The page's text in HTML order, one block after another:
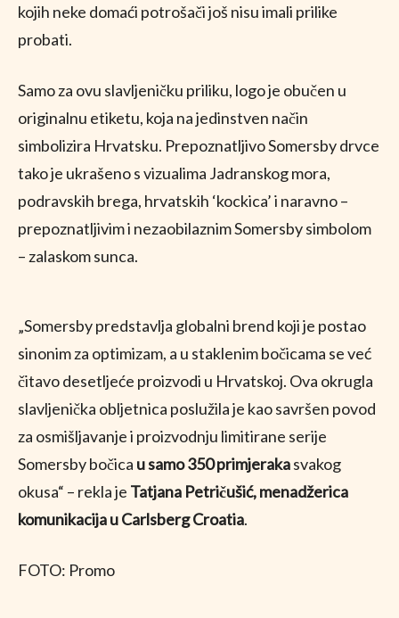
kojih neke domaći potrošači još nisu imali prilike
probati.
Samo za ovu slavljeničku priliku, logo je obučen u
originalnu etiketu, koja na jedinstven način
simbolizira Hrvatsku. Prepoznatljivo Somersby drvce
tako je ukrašeno s vizualima Jadranskog mora,
podravskih brega, hrvatskih ‘kockica’ i naravno –
prepoznatljivim i nezaobilaznim Somersby simbolom
– zalaskom sunca.
„Somersby predstavlja globalni brend koji je postao
sinonim za optimizam, a u staklenim bočicama se već
čitavo desetljeće proizvodi u Hrvatskoj. Ova okrugla
slavljenička obljetnica poslužila je kao savršen povod
za osmišljavanje i proizvodnju limitirane serije
Somersby bočica u samo 350 primjerakasvakog
okusa“ – rekla je Tatjana Petričušić, menadžerica
komunikacija u Carlsberg Croatia.
FOTO: Promo